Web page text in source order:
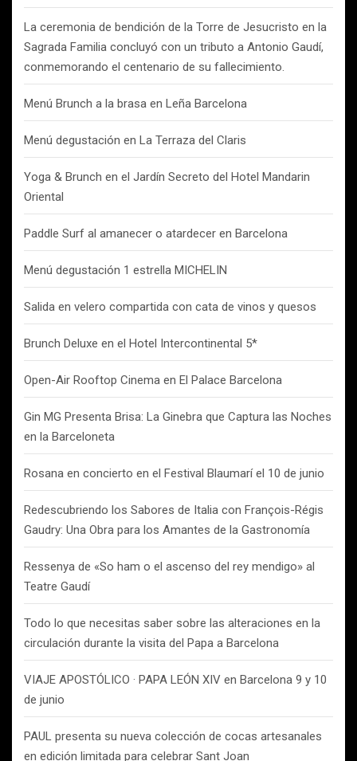
La ceremonia de bendición de la Torre de Jesucristo en la
Sagrada Familia concluyó con un tributo a Antonio Gaudí,
conmemorando el centenario de su fallecimiento.
Menú Brunch a la brasa en Leña Barcelona
Menú degustación en La Terraza del Claris
Yoga & Brunch en el Jardín Secreto del Hotel Mandarin
Oriental
Paddle Surf al amanecer o atardecer en Barcelona
Menú degustación 1 estrella MICHELIN
Salida en velero compartida con cata de vinos y quesos
Brunch Deluxe en el Hotel Intercontinental 5*
Open-Air Rooftop Cinema en El Palace Barcelona
Gin MG Presenta Brisa: La Ginebra que Captura las Noches
en la Barceloneta
Rosana en concierto en el Festival Blaumarí el 10 de junio
Redescubriendo los Sabores de Italia con François-Régis
Gaudry: Una Obra para los Amantes de la Gastronomía
Ressenya de «So ham o el ascenso del rey mendigo» al
Teatre Gaudí
Todo lo que necesitas saber sobre las alteraciones en la
circulación durante la visita del Papa a Barcelona
VIAJE APOSTÓLICO · PAPA LEÓN XIV en Barcelona 9 y 10
de junio
PAUL presenta su nueva colección de cocas artesanales
en edición limitada para celebrar Sant Joan